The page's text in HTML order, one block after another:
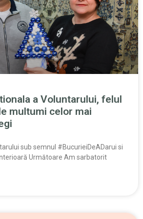
a Voluntarului, felul
multumi celor mai
sub semnul #BucurieiDeADarui si
Următoare Am sarbatorit